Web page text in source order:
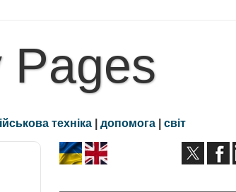
Pages
техніка | допомога | світ